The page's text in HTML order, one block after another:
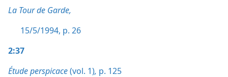
La Tour de Garde,
15/5/1994, p. 26
2:37
Étude perspicace(vol. 1), p. 125